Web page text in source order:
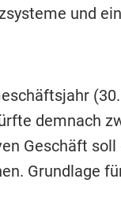
und
demnach
Geschäft soll
Grundlage